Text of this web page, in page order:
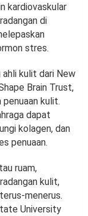
kardiovaskular
di
stres.
ahli kulit dari New
Brain Trust,
kulit.
dapat
kolagen, dan
penuaan.
ruam,
kulit,
menerus.
University